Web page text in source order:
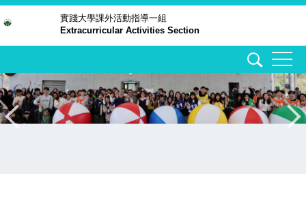
主
內
容
區
實踐大學課外活動指導一組
Extracurricular Activities Section